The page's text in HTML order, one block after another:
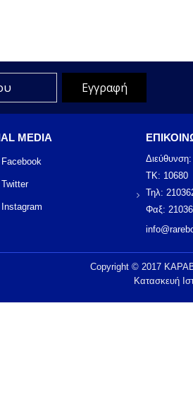
MEDIA
Facebook
Twitter
Instagram
ΤΚ: 10680
Τηλ:
Φαξ:
Copyright © 2017
Κατασκευή